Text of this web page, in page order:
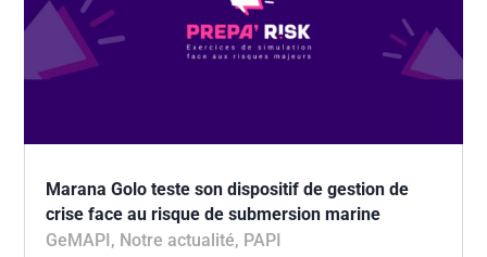
Marana Golo teste son dispositif de gestion de
crise face au risque de submersion marine
GeMAPI , Notre actualité, PAPI